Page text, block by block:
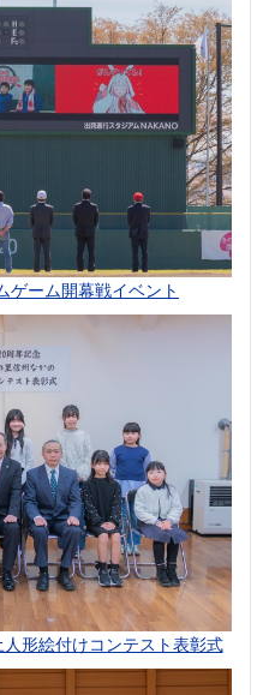
ゲーム開幕戦イベント
形絵付けコンテスト表彰式